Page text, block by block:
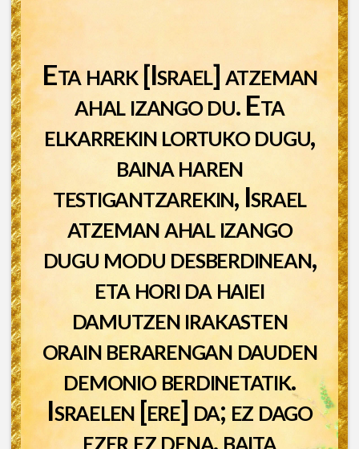
Eta hark [Israel] atzeman
ahal izango du. Eta
elkarrekin lortuko dugu,
baina haren
testigantzarekin, Israel
atzeman ahal izango
dugu modu desberdinean,
eta hori da haiei
damutzen irakasten
orain berarengan dauden
demonio berdinetatik.
Israelen [ere] da; ez dago
ezer ez dena, baita